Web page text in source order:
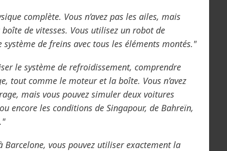
complète. Vous n’avez pas les ailes, mais
de vitesses. Vous utilisez un robot de
de freins avec tous les éléments montés."
le système de refroidissement, comprendre
tout comme le moteur et la boîte. Vous n’avez
mais vous pouvez simuler deux voitures
encore les conditions de Singapour, de Bahreïn,
vous pouvez utiliser exactement la